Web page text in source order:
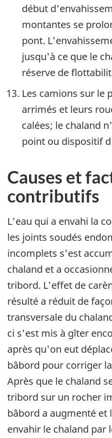
début
montantes se
pont.
jusqu'à ce que le
réserve de
Les camions sur le
arrimés et leurs
calées; le chaland
point ou dispositif
Causes et
contributifs
L'eau qui a envahi la
les joints soudés
incomplets s'est
chaland et a
tribord. L'effet de
résulté a réduit de
transversale du
ci s'est mis à gîter
après qu'on eut
bâbord pour corriger
Après que le chaland
tribord sur un rocher
bâbord a augmenté et
envahir le chaland par